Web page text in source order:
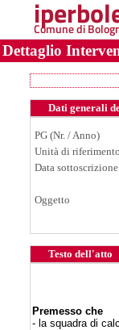
Comune di
Dettaglio
Dati generali
PG (Nr. / Anno)
Unità di riferimento
Data sottoscrizione
Oggetto
Testo dell'atto
Premesso che
- la squadra di